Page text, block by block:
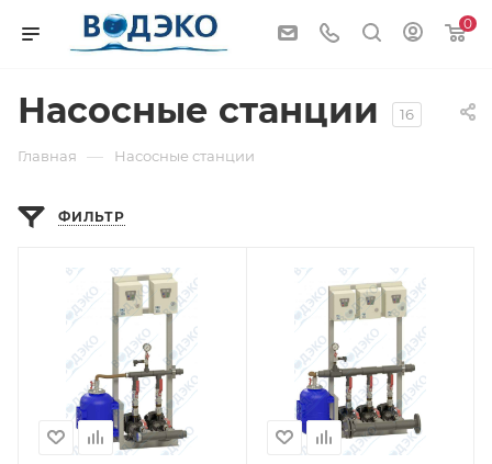
0
Насосные станции 16
Главная — Насосные станции
ФИЛЬТР